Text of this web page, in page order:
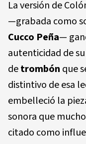
La versión de
—grabada como
Cucco Peña—
autenticidad de
detrombón que
distintivo de esa
embelleció la
sonora que
citado como